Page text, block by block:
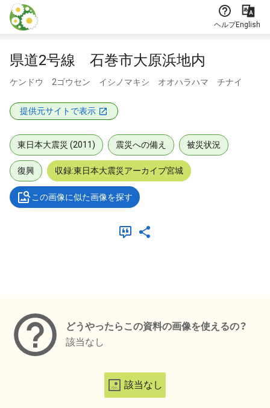
本文に飛ぶ
ヘルプEnglish
県道2号線 石巻市大原浜地内
ケンドウ 2ゴウセン イシノマキシ オオハラハマ チナイ
提供元サイトで表示
東日本大震災 (2011) 震災への備え 被災状況
復興 収録:東日本大震災アーカイブ宮城
この画像に似た画像を探す
どうやったらこの資料の画像を使えるの？
該当なし
該当なし